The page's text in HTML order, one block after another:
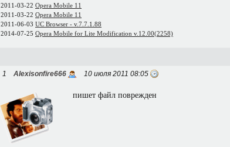
2011-03-22 Opera Mobile 11
2011-03-22 Opera Mobile 11
2011-06-03 UC Browser - v.7.7.1.88
2014-07-25 Opera Mobile for Lite Modification v.12.00(2258)
1 Alexisonfire666 10 июля 2011 08:05
пишет файл поврежден